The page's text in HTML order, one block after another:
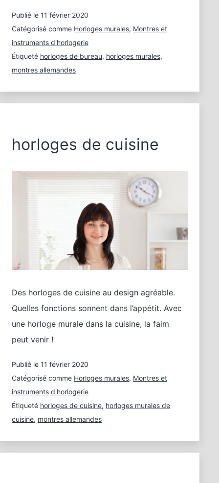
Publié le 11 février 2020
Catégorisé comme Horloges murales, Montres et
instruments d'horlogerie
Étiqueté horloges de bureau, horloges murales,
montres allemandes
horloges de cuisine
Des horloges de cuisine au design agréable.
Quelles fonctions sonnent dans l’appétit. Avec
une horloge murale dans la cuisine, la faim
peut venir !
Publié le 11 février 2020
Catégorisé comme Horloges murales, Montres et
instruments d'horlogerie
Étiqueté horloges de cuisine, horloges murales de
cuisine, montres allemandes